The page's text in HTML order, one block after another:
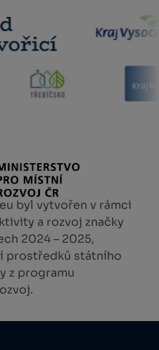
byl vytvořen v rámci
a rozvoj značky
2024 – 2025,
prostředků státního
z programu